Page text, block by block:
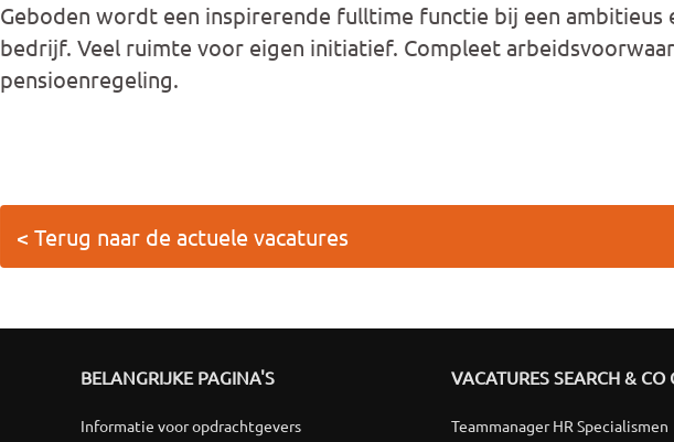
Geboden wordt een inspirerende fulltime functie bij een ambitieus
bedrijf. Veel ruimte voor eigen initiatief. Compleet
pensioenregeling.
< Terug naar de actuele vacatures
BELANGRIJKE PAGINA'S
Informatie voor opdrachtgevers
VACATURES SEARCH & CO
Teammanager HR Specialismen